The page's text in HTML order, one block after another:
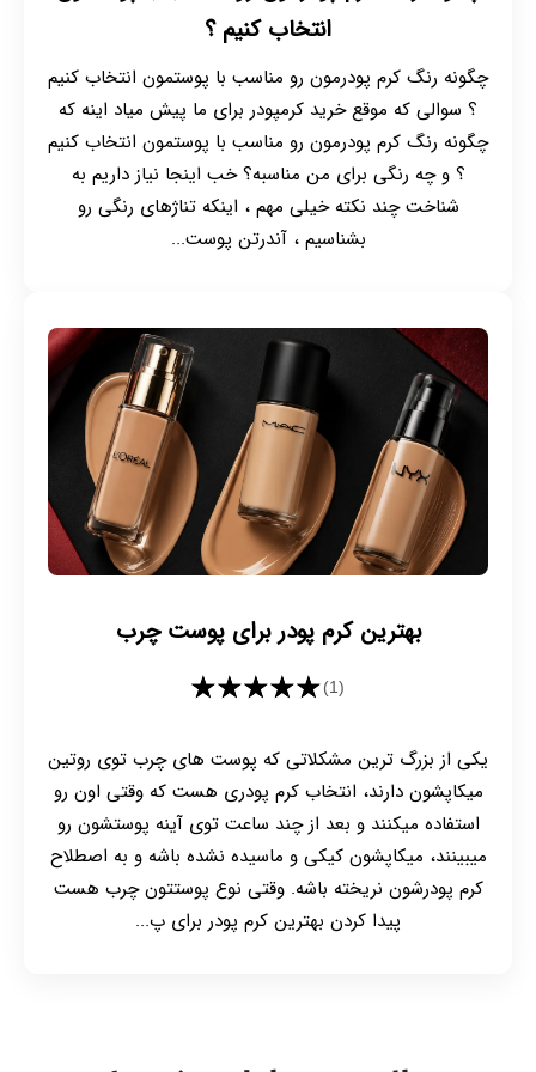
که میتونن ظاهر های شاین، مات و یا طبیعی داشته
باشن که در ادامه هر کدوم رو جداگانه بررسی میکنیم.
انواع مدل های تینت لب و طرز استفاده از آن ها :
تینت لب ها درست مثل هر محصول دیگه ای تکسچر و
تنوع دارن که در ادامه به اون میپردازیم.
تکسچر مایع :
محبوب ترین نوع تینت لب همین مدل های مایع
هستن، استفاده ازشون به شدت آسونه فقط کافیه
برای استفاده اپلیکاتوری که دارن رو روی لبتون
بکشین و لباتون رو به هم فشار بدین و یا این که
رنگ رو با انگشتتون روی لب پخش کنید.
خیلی از افراد فکر میکنن به خاطر تکسچر مایعی که
تینت لب داره، استفاده ازشون کمی سخت هست
ترین محصولات و راحت ترین ها توی کیف لوازم
آرایش شما میشه.
استفاده از تینت لب ها درست مثل هر محصول
دیگه ای قلق خاص خودش رو داره اون هم این
مدل های مایع اون برای استفاده خیلی راحت از
انتخاب کنیم ؟
چگونه رنگ کرم پودرمون رو مناسب با پوستمون انتخاب کنیم
؟ سوالی که موقع خرید کرمپودر برای ما پیش میاد اینه که
چگونه رنگ کرم پودرمون رو مناسب با پوستمون انتخاب کنیم
؟ و چه رنگی برای من مناسبه؟ خب اینجا نیاز داریم به
شناخت چند نکته خیلی مهم ، اینکه تناژهای رنگی رو
بشناسیم ، آندرتن پوست...
بهترین کرم پودر برای پوست چرب
★★★★★(1)
یکی از بزرگ ترین مشکلاتی که پوست های چرب توی روتین
میکاپشون دارند، انتخاب کرم پودری هست که وقتی اون رو
استفاده میکنند و بعد از چند ساعت توی آینه پوستشون رو
میبینند، میکاپشون کیکی و ماسیده نشده باشه و به اصطلاح
کرم پودرشون نریخته باشه. وقتی نوع پوستتون چرب هست
پیدا کردن بهترین کرم پودر برای پ...